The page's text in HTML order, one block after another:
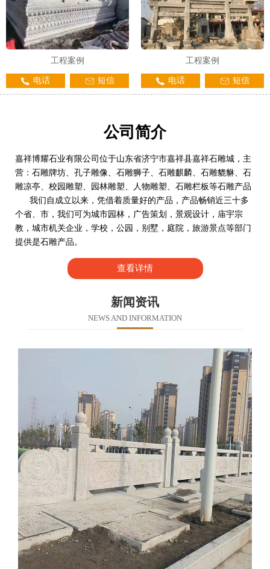
工程案例
电话 短信
工程案例
电话 短信
公司简介
嘉祥博耀石业有限公司位于山东省济宁市嘉祥县嘉祥石雕城，主
营：石雕牌坊、孔子雕像、石雕狮子、石雕麒麟、石雕貔貅、石
雕凉亭、校园雕塑、园林雕塑、人物雕塑、石雕栏板等石雕产品
我们自成立以来，凭借着质量好的产品，产品畅销近三十多
个省、市，我们可为城市园林，广告策划，景观设计，庙宇宗
教，城市机关企业，学校，公园，别墅，庭院，旅游景点等部门
提供是石雕产品。
查看详情
新闻资讯
NEWS AND INFORMATION